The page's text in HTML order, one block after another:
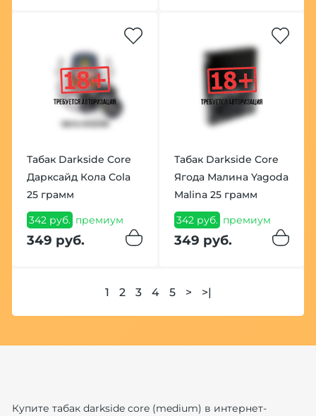
Табак Darkside Core
Дарксайд Кола Cola
25 грамм
342 руб. премиум
349 руб.
Табак Darkside Core
Ягода Малина Yagoda
Malina 25 грамм
342 руб. премиум
349 руб.
1 2 3 4 5 > >|
Купите табак darkside core (medium) в интернет-